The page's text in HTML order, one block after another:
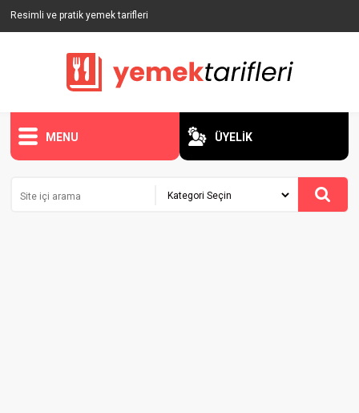
Resimli ve pratik yemek tarifleri
MENU ÜYELİK